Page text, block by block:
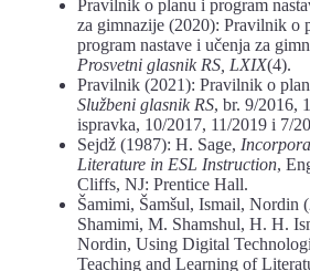
Pravilnik o planu i program
za gimnazije (2020): Pravilnik o
program nastave i učenja za
Prosvetni glasnik RS, LXIX(4).
Pravilnik (2021): Pravilnik o
Službeni glasnik RS, br. 9/2016,
ispravka, 10/2017, 11/2019 i 7/
Sejdž (1987): H. Sage,
Literature in ESL Instruction,
Cliffs, NJ: Prentice Hall.
Šamimi, Šamšul, Ismail, Nordin
Shamimi, M. Shamshul, H. H.
Nordin, Using Digital
Teaching and Learning of